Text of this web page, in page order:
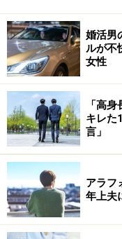
にしました」
楽しい日々だった。
作って食べる。何も
も弾むし、何より
きだ」とストレート
「恋していたんです
『もう少し生活費を
になった。私は一人
いなと思っていたの
少ない。なけなしの
婚活男
ルが不
女性
「高
キレた
言」
アラフ
年上夫